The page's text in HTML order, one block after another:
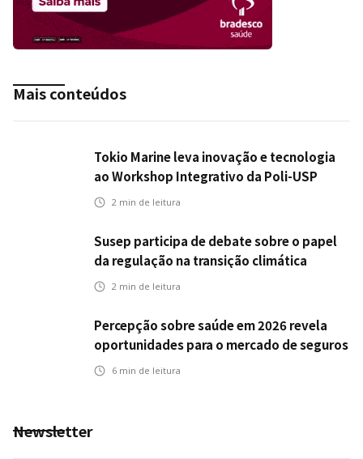
Mais conteúdos
Tokio Marine leva inovação e tecnologia
ao Workshop Integrativo da Poli-USP
2 min de leitura
Susep participa de debate sobre o papel
da regulação na transição climática
2 min de leitura
Percepção sobre saúde em 2026 revela
oportunidades para o mercado de seguros
ampliar cobertura e prevenção
6 min de leitura
Newsletter